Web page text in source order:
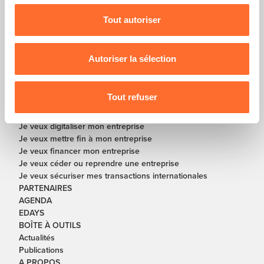
flottante en bas à gauche de chaque page.
nous utilisons lescookies et sommes amenés à traiter
vos données personnelles, vous pouvez consulter notre
protection des données personnelles
Tout autoriser
Autoriser la sélection
Tout refuser
En partenariat avec
Je veux créer ou re-créer une entreprise
Je veux développer ou redresser mon entreprise
Je veux digitaliser mon entreprise
Je veux mettre fin à mon entreprise
Je veux financer mon entreprise
Je veux céder ou reprendre une entreprise
Je veux sécuriser mes transactions internationales
PARTENAIRES
AGENDA
EDAYS
BOÎTE À OUTILS
Actualités
Publications